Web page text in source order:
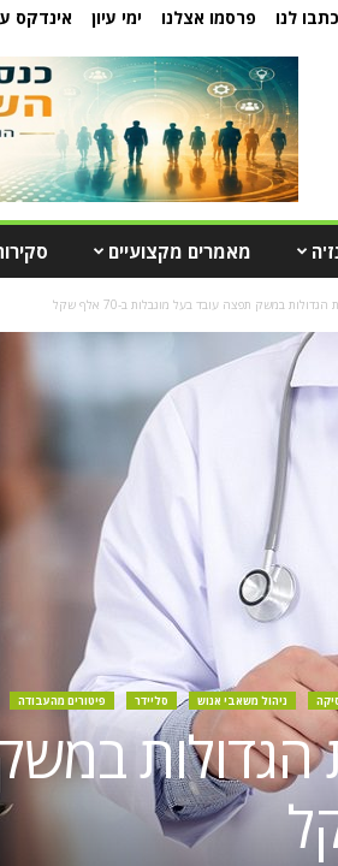
כתבו לנו פרסמו אצלנו ימי עיון אינדקס
מאמרים מקצועיים
במשק תפצה עובד בעל מוגבלות ב-70 אלף שקל
ניהול משאבי אנוש סליידר פיטורים מהעבודה